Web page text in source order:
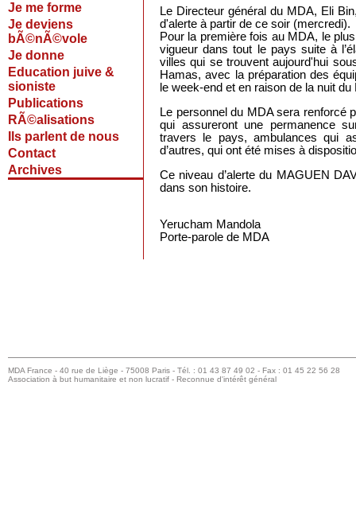
Je me forme
Je deviens
bÃ©nÃ©vole
Je donne
Education juive &
sioniste
Publications
RÃ©alisations
Ils parlent de nous
Contact
Archives
Le Directeur général du MDA, Eli
d'alerte à partir de ce soir (mercredi).
Pour la première fois au MDA, le
vigueur dans tout le pays suite à
villes qui se trouvent aujourd'hui
Hamas, avec la préparation des
le week-end et en raison de la nuit du
Le personnel du MDA sera renforcé
qui assureront une permanence
travers le pays, ambulances qui
d’autres, qui ont été mises à
Ce niveau d’alerte du MAGUEN
dans son histoire.
Yerucham Mandola
Porte-parole de MDA
MDA France - 40 rue de Liège - 75008 Paris - Tél. : 01 43 87 49 02 - Fax : 01 45 22 56 28
Association à but humanitaire et non lucratif - Reconnue d'intérêt général